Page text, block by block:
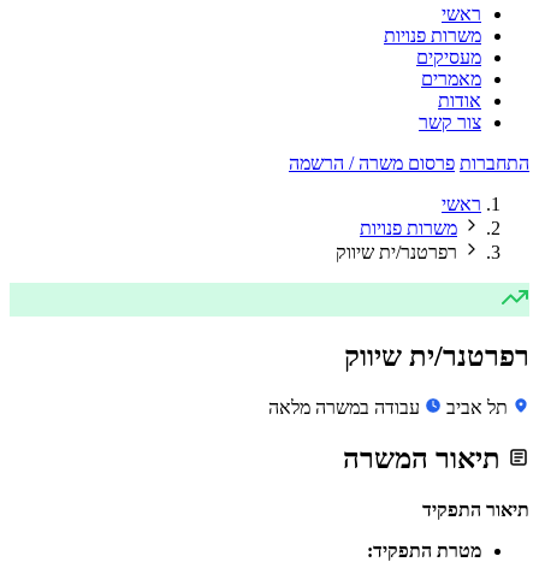
ראשי
משרות פנויות
מעסיקים
מאמרים
אודות
צור קשר
התחברות פרסום משרה / הרשמה
ראשי
משרות פנויות
רפרטנר/ית שיווק
רפרטנר/ית שיווק
תל אביב עבודה במשרה מלאה
תיאור המשרה
תיאור התפקיד
מטרת התפקיד: